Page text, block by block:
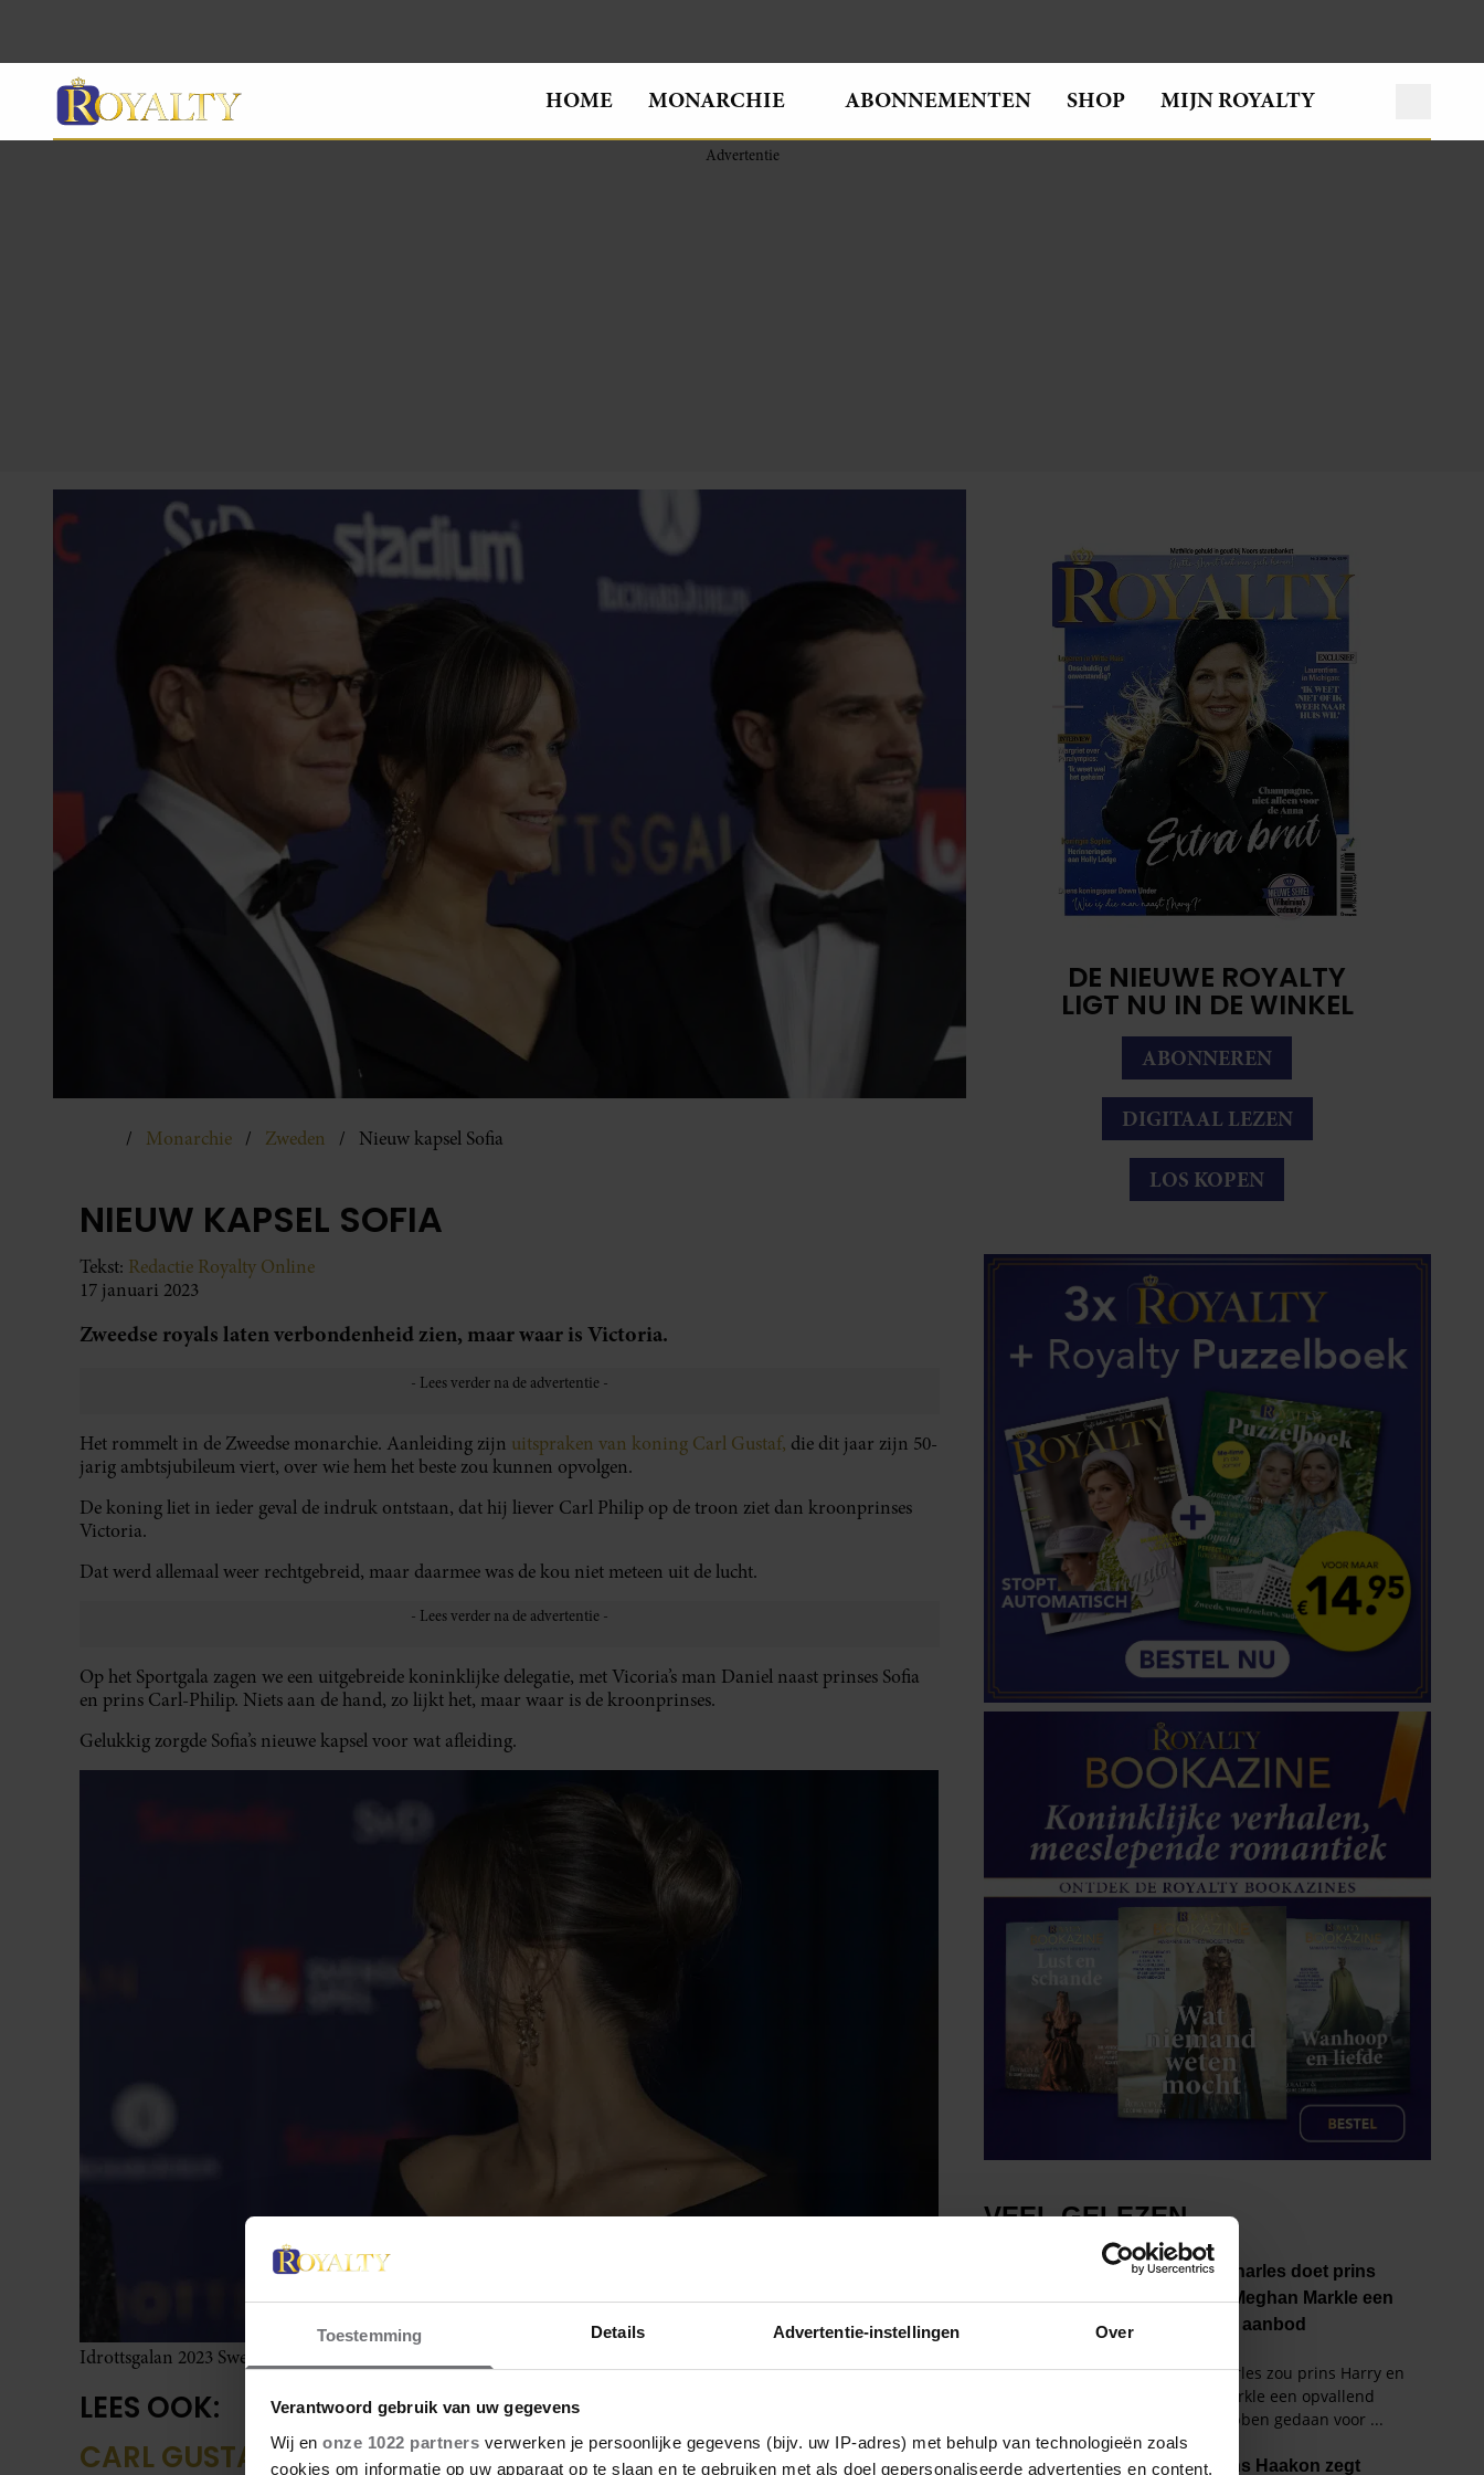
Toestemming Details Advertentie-instellingen Over
Verantwoord gebruik van uw gegevens
Wij en onze 1022 partners verwerken je persoonlijke gegevens (bijv. uw IP-adres) met behulp van technologieën zoals
cookies om informatie op uw apparaat op te slaan en te gebruiken met als doel gepersonaliseerde advertenties en content,
HOME MONARCHIE ABONNEMENTEN SHOP MIJN ROYALTY
Monarchie Zweden Nieuw kapsel Sofia
NIEUW KAPSEL SOFIA
Tekst: Redactie Royalty Online
17 januari 2023
Zweedse royals laten verbondenheid zien, maar waar is Victoria.
Het rommelt in de Zweedse monarchie. Aanleiding zijn uitspraken van koning Carl Gustaf, die dit jaar zijn 50-
jarig ambtsjubileum viert, over wie hem het beste zou kunnen opvolgen.
De koning liet in ieder geval de indruk ontstaan, dat hij liever Carl Philip op de troon ziet dan kroonprinses
Victoria.
Dat werd allemaal weer rechtgebreid, maar daarmee was de kou niet meteen uit de lucht.
Op het Sportgala zagen we een uitgebreide koninklijke delegatie, met Vicoria’s man Daniel naast prinses Sofia
en prins Carl-Philip. Niets aan de hand, zo lijkt het, maar waar is de kroonprinses.
Gelukkig zorgde Sofia’s nieuwe kapsel voor wat afleiding.
Idrottsgalan 2023 Swedish Sports Gala
LEES OOK:
CARL GUSTAF ONTHULT GEHEIM
DE NIEUWE ROYALTY
LIGT NU IN DE WINKEL
ABONNEREN
DIGITAAL LEZEN
LOS KOPEN